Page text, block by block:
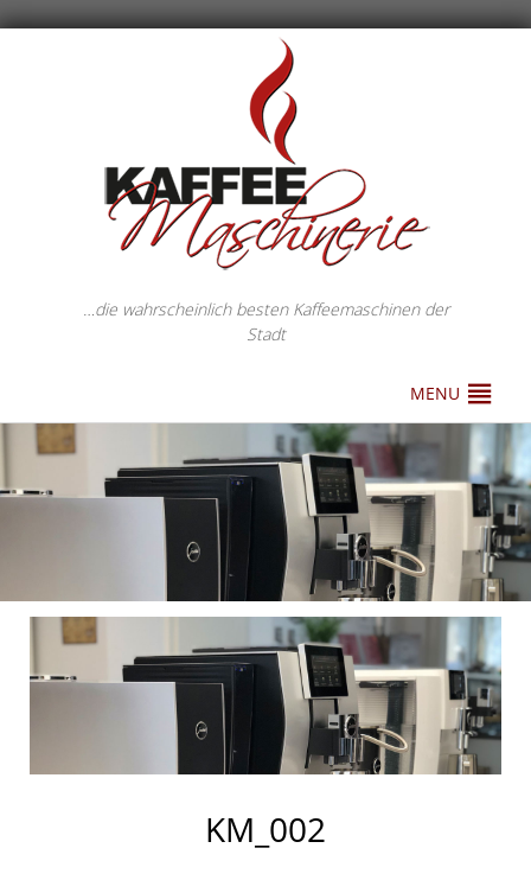
…die wahrscheinlich besten Kaffeemaschinen der
Stadt
MENU
KM_002